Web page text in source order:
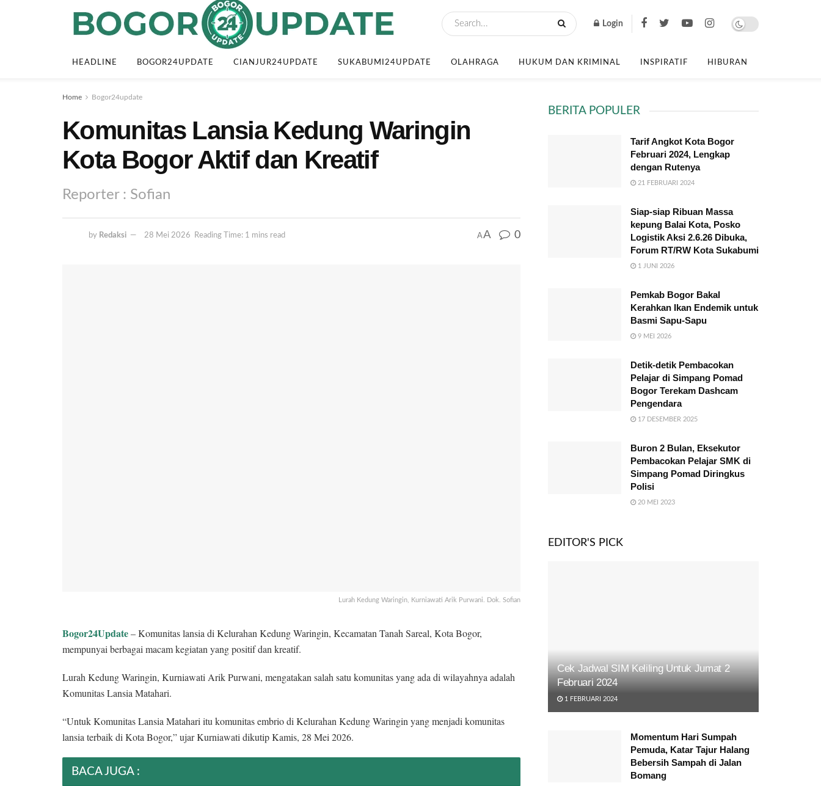
Login
HEADLINE BOGOR24UPDATE CIANJUR24UPDATE SUKABUMI24UPDATE OLAHRAGA HUKUM DAN KRIMINAL INSPIRATIF HIBURAN
Home Bogor24update
Komunitas Lansia Kedung Waringin
Kota Bogor Aktif dan Kreatif
Reporter : Sofian
by Redaksi 28 Mei 2026 Reading Time: 1 mins read AA 0
Lurah Kedung Waringin, Kurniawati Arik Purwani. Dok. Sofian
Bogor24Update– Komunitas lansia di Kelurahan Kedung Waringin, Kecamatan Tanah Sareal, Kota Bogor,
mempunyai berbagai macam kegiatan yang positif dan kreatif.
Lurah Kedung Waringin, Kurniawati Arik Purwani, mengatakan salah satu komunitas yang ada di wilayahnya adalah
Komunitas Lansia Matahari.
“Untuk Komunitas Lansia Matahari itu komunitas embrio di Kelurahan Kedung Waringin yang menjadi komunitas
lansia terbaik di Kota Bogor,” ujar Kurniawati dikutip Kamis, 28 Mei 2026.
BACA JUGA :
BERITA POPULER
Tarif Angkot Kota Bogor
Februari 2024, Lengkap
dengan Rutenya
21 FEBRUARI 2024
Siap-siap Ribuan Massa
kepung Balai Kota, Posko
Logistik Aksi 2.6.26 Dibuka,
Forum RT/RW Kota Sukabumi
1 JUNI 2026
Pemkab Bogor Bakal
Kerahkan Ikan Endemik untuk
Basmi Sapu-Sapu
9 MEI 2026
Detik-detik Pembacokan
Pelajar di Simpang Pomad
Bogor Terekam Dashcam
Pengendara
17 DESEMBER 2025
Buron 2 Bulan, Eksekutor
Pembacokan Pelajar SMK di
Simpang Pomad Diringkus
Polisi
20 MEI 2023
EDITOR'S PICK
Cek Jadwal SIM Keliling Untuk Jumat 2
Februari 2024
1 FEBRUARI 2024
Momentum Hari Sumpah
Pemuda, Katar Tajur Halang
Bebersih Sampah di Jalan
Bomang